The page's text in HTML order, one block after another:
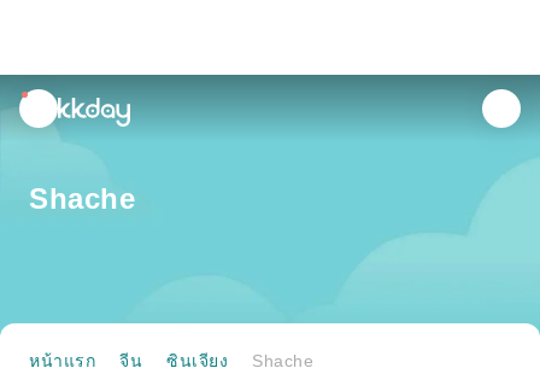
unread
notifications
Shache
หน้าแรก จีน ซินเจียง Shache